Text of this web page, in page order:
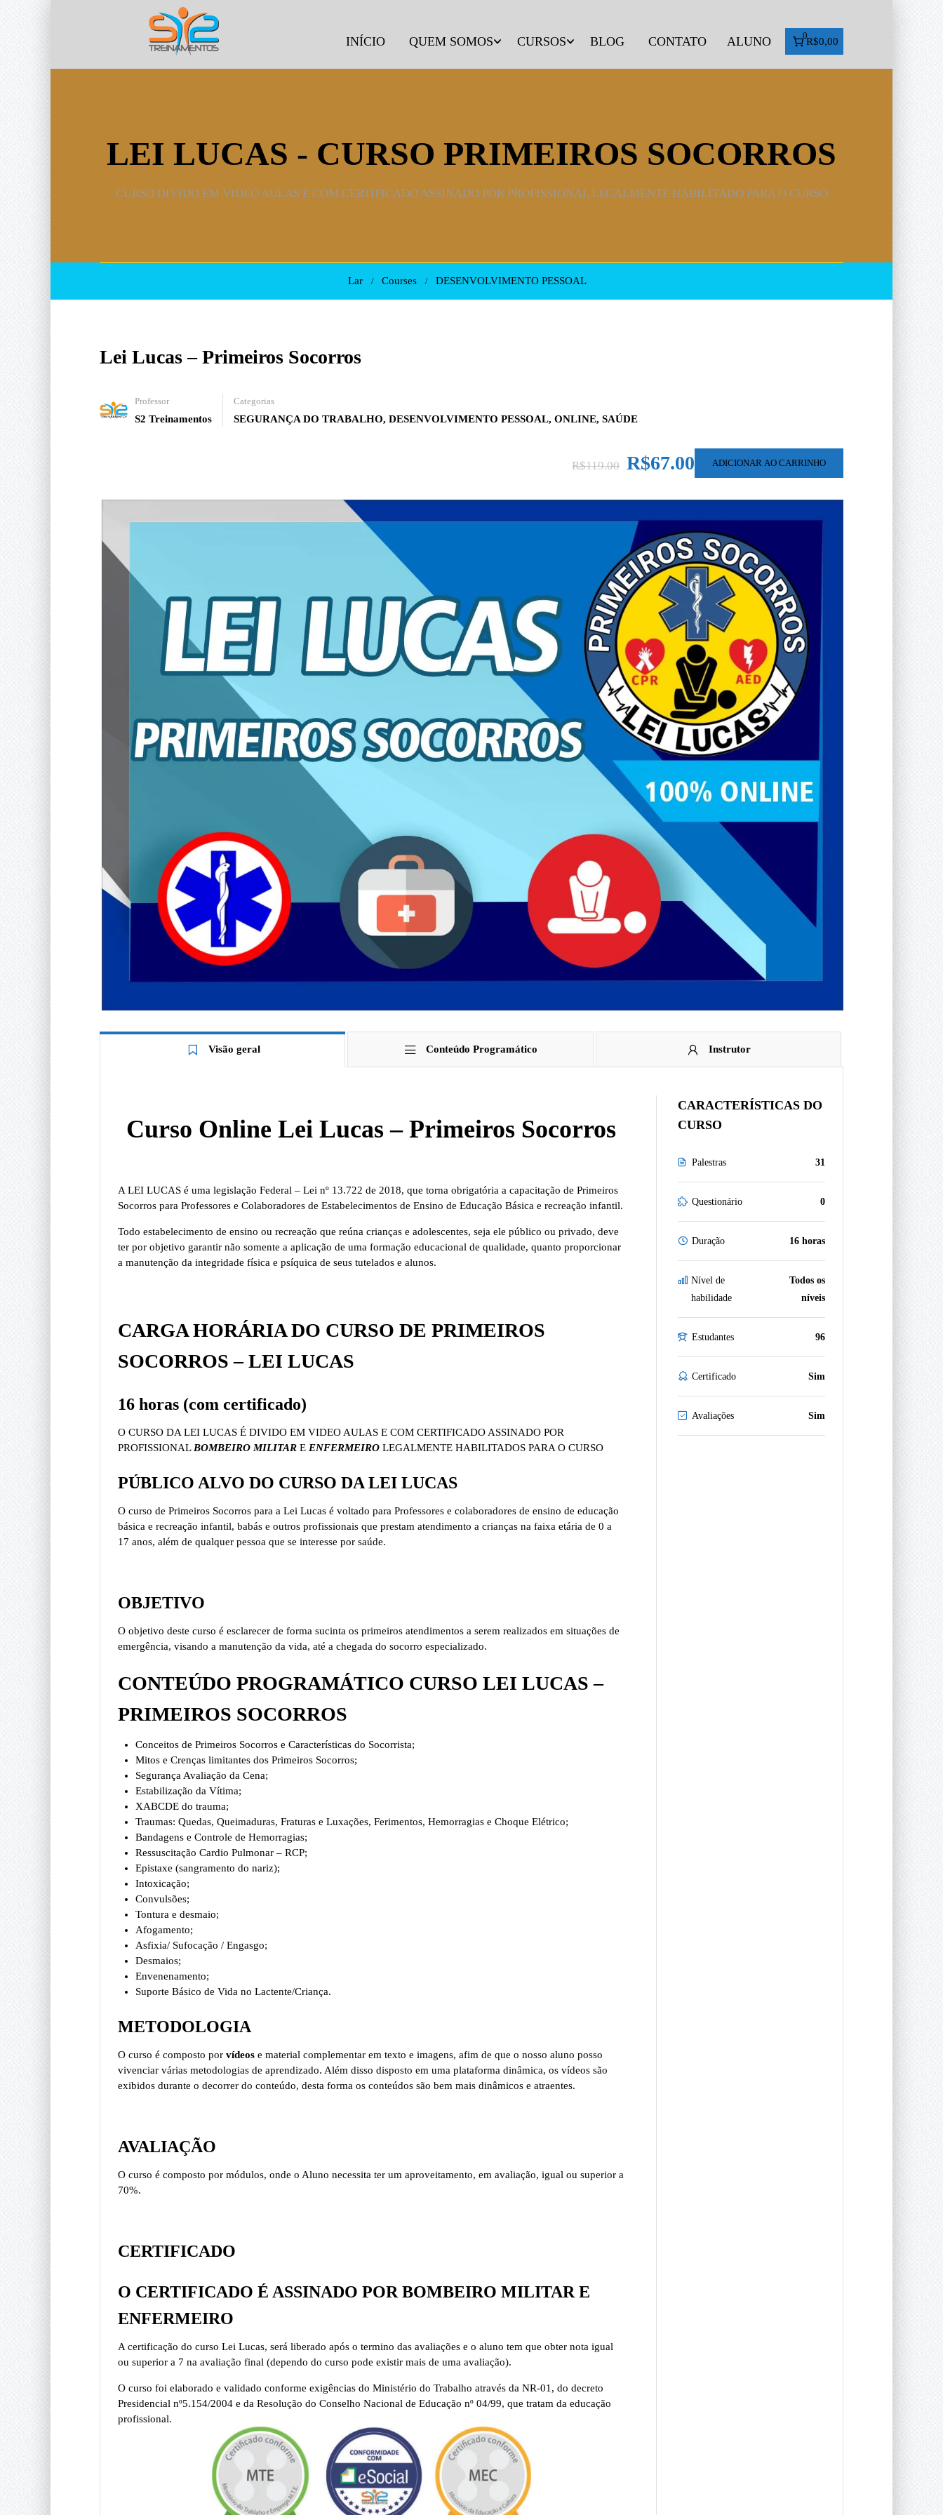
INÍCIO QUEM SOMOS CURSOS BLOG CONTATO ALUNO 0
R$0,00
LEI LUCAS - CURSO PRIMEIROS SOCORROS
CURSO DIVIDO EM VIDEO AULAS E COM CERTIFICADO ASSINADO POR PROFISSIONAL LEGALMENTE HABILITADO PARA O CURSO
Lar Courses DESENVOLVIMENTO PESSOAL
Lei Lucas – Primeiros Socorros
Professor
S2 Treinamentos
Categorias
SEGURANÇA DO TRABALHO, DESENVOLVIMENTO PESSOAL, ONLINE, SAÚDE
R$119.00 R$67.00 ADICIONAR AO CARRINHO
Visão geral Conteúdo Programático Instrutor
Curso Online Lei Lucas – Primeiros Socorros
A LEI LUCAS é uma legislação Federal – Lei nº 13.722 de 2018, que torna obrigatória a capacitação de Primeiros
Socorros para Professores e Colaboradores de Estabelecimentos de Ensino de Educação Básica e recreação infantil.
Todo estabelecimento de ensino ou recreação que reúna crianças e adolescentes, seja ele público ou privado, deve
ter por objetivo garantir não somente a aplicação de uma formação educacional de qualidade, quanto proporcionar
a manutenção da integridade física e psíquica de seus tutelados e alunos.
CARGA HORÁRIA DO CURSO DE PRIMEIROS
SOCORROS – LEI LUCAS
16 horas (com certificado)
O CURSO DA LEI LUCAS É DIVIDO EM VIDEO AULAS E COM CERTIFICADO ASSINADO POR
PROFISSIONAL BOMBEIRO MILITAR E ENFERMEIRO LEGALMENTE HABILITADOS PARA O CURSO
PÚBLICO ALVO DO CURSO DA LEI LUCAS
O curso de Primeiros Socorros para a Lei Lucas é voltado para Professores e colaboradores de ensino de educação
básica e recreação infantil, babás e outros profissionais que prestam atendimento a crianças na faixa etária de 0 a
17 anos, além de qualquer pessoa que se interesse por saúde.
OBJETIVO
O objetivo deste curso é esclarecer de forma sucinta os primeiros atendimentos a serem realizados em situações de
emergência, visando a manutenção da vida, até a chegada do socorro especializado.
CONTEÚDO PROGRAMÁTICO CURSO LEI LUCAS –
PRIMEIROS SOCORROS
Conceitos de Primeiros Socorros e Características do Socorrista;
Mitos e Crenças limitantes dos Primeiros Socorros;
Segurança Avaliação da Cena;
Estabilização da Vítima;
XABCDE do trauma;
Traumas: Quedas, Queimaduras, Fraturas e Luxações, Ferimentos, Hemorragias e Choque Elétrico;
Bandagens e Controle de Hemorragias;
Ressuscitação Cardio Pulmonar – RCP;
Epistaxe (sangramento do nariz);
Intoxicação;
Convulsões;
Tontura e desmaio;
Afogamento;
Asfixia/ Sufocação / Engasgo;
Desmaios;
Envenenamento;
Suporte Básico de Vida no Lactente/Criança.
METODOLOGIA
O curso é composto por vídeos e material complementar em texto e imagens, afim de que o nosso aluno posso
vivenciar várias metodologias de aprendizado. Além disso disposto em uma plataforma dinâmica, os vídeos são
exibidos durante o decorrer do conteúdo, desta forma os conteúdos são bem mais dinâmicos e atraentes.
AVALIAÇÃO
O curso é composto por módulos, onde o Aluno necessita ter um aproveitamento, em avaliação, igual ou superior a
70%.
CERTIFICADO
O CERTIFICADO É ASSINADO POR BOMBEIRO MILITAR E
ENFERMEIRO
A certificação do curso Lei Lucas, será liberado após o termino das avaliações e o aluno tem que obter nota igual
ou superior a 7 na avaliação final (dependo do curso pode existir mais de uma avaliação).
O curso foi elaborado e validado conforme exigências do Ministério do Trabalho através da NR-01, do decreto
Presidencial nº5.154/2004 e da Resolução do Conselho Nacional de Educação nº 04/99, que tratam da educação
profissional.
CARACTERÍSTICAS DO
CURSO
Palestras 31
Questionário 0
Duração 16 horas
Nível de
habilidade
Todos os
níveis
Estudantes 96
Certificado Sim
Avaliações Sim